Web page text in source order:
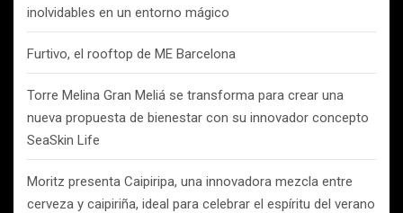
inolvidables en un entorno mágico
Furtivo, el rooftop de ME Barcelona
Torre Melina Gran Meliá se transforma para crear una
nueva propuesta de bienestar con su innovador concepto
SeaSkin Life
Moritz presenta Caipiripa, una innovadora mezcla entre
cerveza y caipiriña, ideal para celebrar el espíritu del verano